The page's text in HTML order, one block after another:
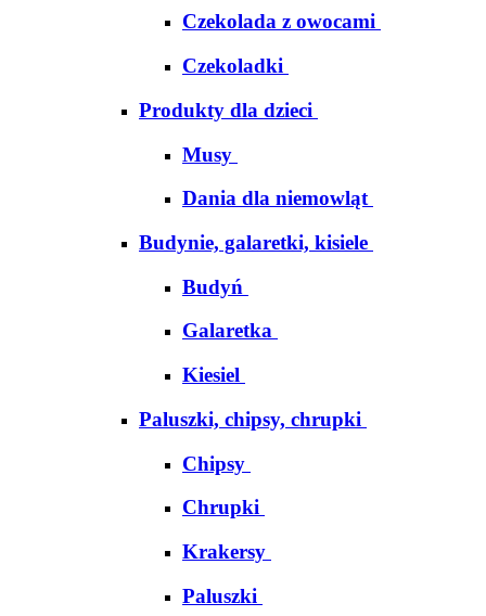
Czekolada z owocami
Czekoladki
Produkty dla dzieci
Musy
Dania dla niemowląt
Budynie, galaretki, kisiele
Budyń
Galaretka
Kiesiel
Paluszki, chipsy, chrupki
Chipsy
Chrupki
Krakersy
Paluszki